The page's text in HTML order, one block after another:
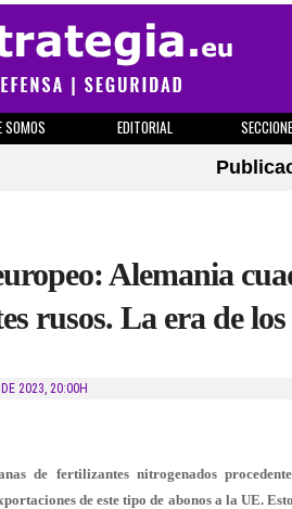
SOMOS EDITORIAL
Alemania
rusos. La era de
DE 2023, 20:00H
de fertilizantes nitrogenados
de este tipo de abonos a la UE.